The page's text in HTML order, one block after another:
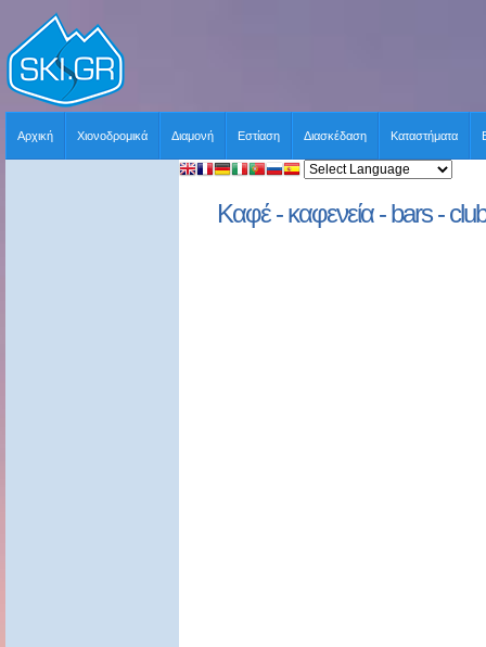
Αρχική Χιονοδρομικά Διαμονή Εστίαση Διασκέδαση Καταστήματα
Καφέ - καφενεία - bars -